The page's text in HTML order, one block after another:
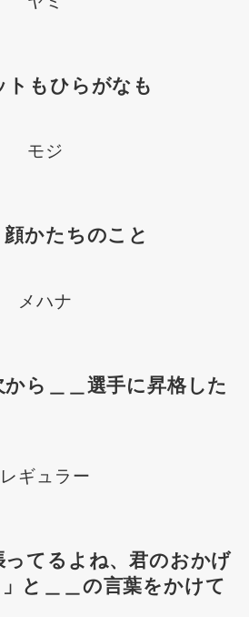
トもひらがなも
モジ
かたちのこと
メハナ
ら＿＿選手に昇格した
レギュラー
てるよね、君のおかげ
と＿＿の言葉をかけて